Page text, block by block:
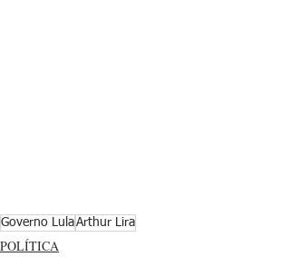
Governo LulaArthur Lira
POLÍTICA